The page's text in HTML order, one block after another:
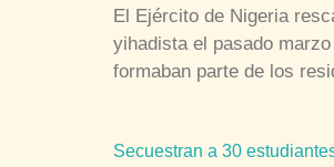
El Ejército de Nigeria
yihadista el pasado
formaban parte de los
Secuestran a 30